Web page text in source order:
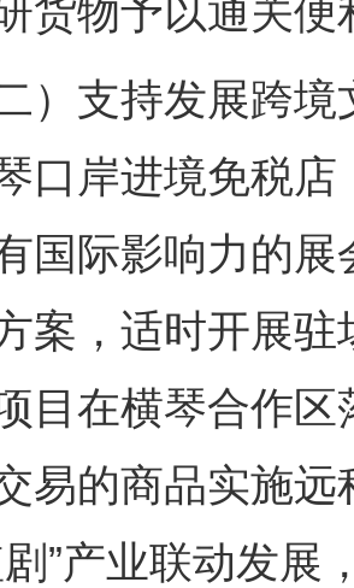
货物予以通关便
支持发展跨境
口岸进境免税
国际影响力的
案，适时开展驻
目在横琴合作
易的商品实施
”产业联动发展